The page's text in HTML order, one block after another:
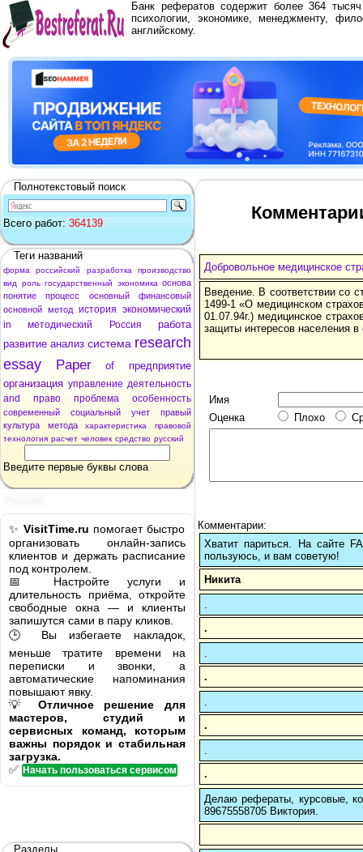
Банк рефератов содержит более 364
психологии, экономике, менеджменту,
английскому.
Полнотекстовый поиск
Всего работ: 364139
Теги названий
форма российский разработка
производство
вид
роль государственный экономика основа
понятие
процесс основный
финансовый
основной метод история экономический
in
методический Россия
работа
развитие анализ система research
essay
Paper of
предприятие
организация управление деятельность
and
право проблема особенность
современный социальный учет
правый
культура
метода характеристика
правовой
технология расчет человек средство русский
Введите первые буквы слова
✨ VisitTime.ru помогает быстро
организовать онлайн-запись
клиентов и держать расписание
под контролем.
📅 Настройте услуги и
длительность приёма, откройте
свободные окна — и клиенты
запишутся сами в пару кликов.
🕒 Вы избегаете накладок,
меньше тратите времени на
переписки и звонки, а
автоматические напоминания
повышают явку.
💡 Отличное решение для
мастеров, студий и
сервисных команд, которым
важны порядок и стабильная
загрузка.
✅ Начать пользоваться сервисом
Разделы
Добровольное медицинское
Введение. В соответствии со
1499-1 «О медицинском
01.07.94г.) медицинское
защиты интересов населения в
Имя
Оценка
Плохо
Комментарии:
Хватит париться. На сайте
пользуюсь, и вам советую!
Никита
.
.
.
.
Делаю рефераты, курсовые,
89675558705 Виктория.